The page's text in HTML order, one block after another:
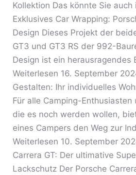
Kollektion Das könnte Sie auch
Exklusives Car Wrapping:
Design Dieses Projekt der
GT3 und GT3 RS der 992-
Design ist ein herausragendes
Weiterlesen 16. September
Gestalten: Ihr individuelles
Für alle Camping-Enthusiasten
die es noch werden wollen,
eines Campers den Weg zur
Weiterlesen 10. September
Carrera GT: Der ultimative
Lackschutz Der Porsche